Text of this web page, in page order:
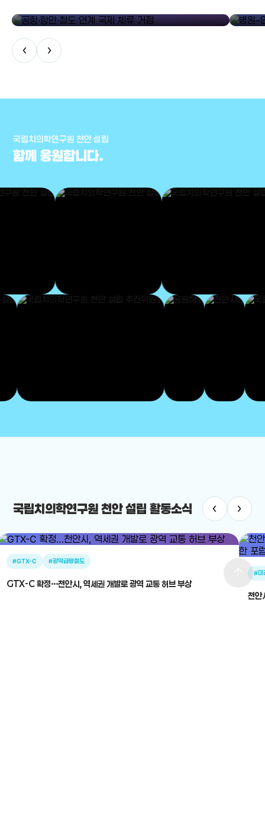
‹ ›
국립치의학연구원 천안 설립
함께 응원합니다.
국립치의학연구원 천안 설립 활동소식 ‹ ›
#GTX-C #광역급행철도
GTX-C 확정…천안시, 역세권 개발로 광역 교통 허브 부상
#미
천안시